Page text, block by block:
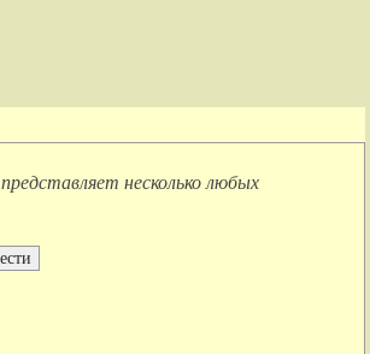
представляет несколько любых